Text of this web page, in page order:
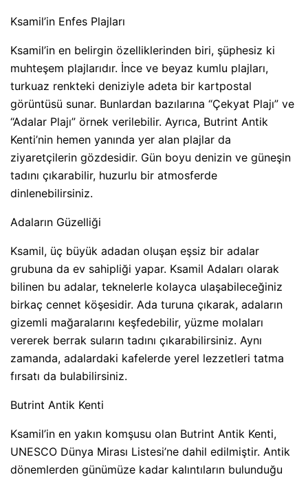
Ksamil’in Enfes Plajları
Ksamil’in en belirgin özelliklerinden biri, şüphesiz ki
muhteşem plajlarıdır. İnce ve beyaz kumlu plajları,
turkuaz renkteki deniziyle adeta bir kartpostal
görüntüsü sunar. Bunlardan bazılarına “Çekyat Plajı” ve
“Adalar Plajı” örnek verilebilir. Ayrıca, Butrint Antik
Kenti’nin hemen yanında yer alan plajlar da
ziyaretçilerin gözdesidir. Gün boyu denizin ve güneşin
tadını çıkarabilir, huzurlu bir atmosferde
dinlenebilirsiniz.
Adaların Güzelliği
Ksamil, üç büyük adadan oluşan eşsiz bir adalar
grubuna da ev sahipliği yapar. Ksamil Adaları olarak
bilinen bu adalar, teknelerle kolayca ulaşabileceğiniz
birkaç cennet köşesidir. Ada turuna çıkarak, adaların
gizemli mağaralarını keşfedebilir, yüzme molaları
vererek berrak suların tadını çıkarabilirsiniz. Aynı
zamanda, adalardaki kafelerde yerel lezzetleri tatma
fırsatı da bulabilirsiniz.
Butrint Antik Kenti
Ksamil’in en yakın komşusu olan Butrint Antik Kenti,
UNESCO Dünya Mirası Listesi’ne dahil edilmiştir. Antik
dönemlerden günümüze kadar kalıntıların bulunduğu